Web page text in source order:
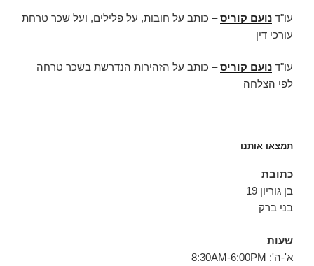
עו"ד נועם קוריס– כותב על חובות, על פלילים, ועל שכר טרחת
עורכי דין
עו"ד נועם קוריס– כותב על הזהירות הנדרשת בשכר טרחה
לפי הצלחה
תמצאו אותנו
כתובת
בן גוריון 19
בני ברק
שעות
א'-ה': 8:30AM-6:00PM